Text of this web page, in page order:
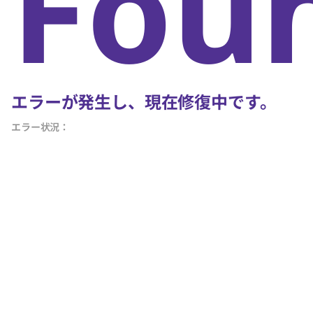
エラーが発生し、現在修復中です。
エラー状況：